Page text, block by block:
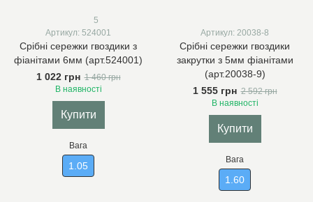
5
Артикул: 524001
Срібні сережки гвоздики з
фіанітами 6мм (арт.524001)
1 022 грн 1 460 грн
В наявності
Купити
Вага
1.05
Артикул: 20038-8
Срібні сережки гвоздики
закрутки з 5мм фіанітами
(арт.20038-9)
1 555 грн 2 592 грн
В наявності
Купити
Вага
1.60